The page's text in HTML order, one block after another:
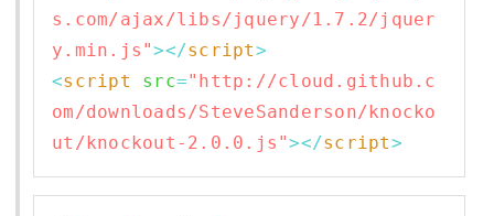
s.com/ajax/libs/jquery/1.7.2/jquer
y.min.js"></script>
<script src="http://cloud.github.c
om/downloads/SteveSanderson/knocko
ut/knockout-2.0.0.js"></script>